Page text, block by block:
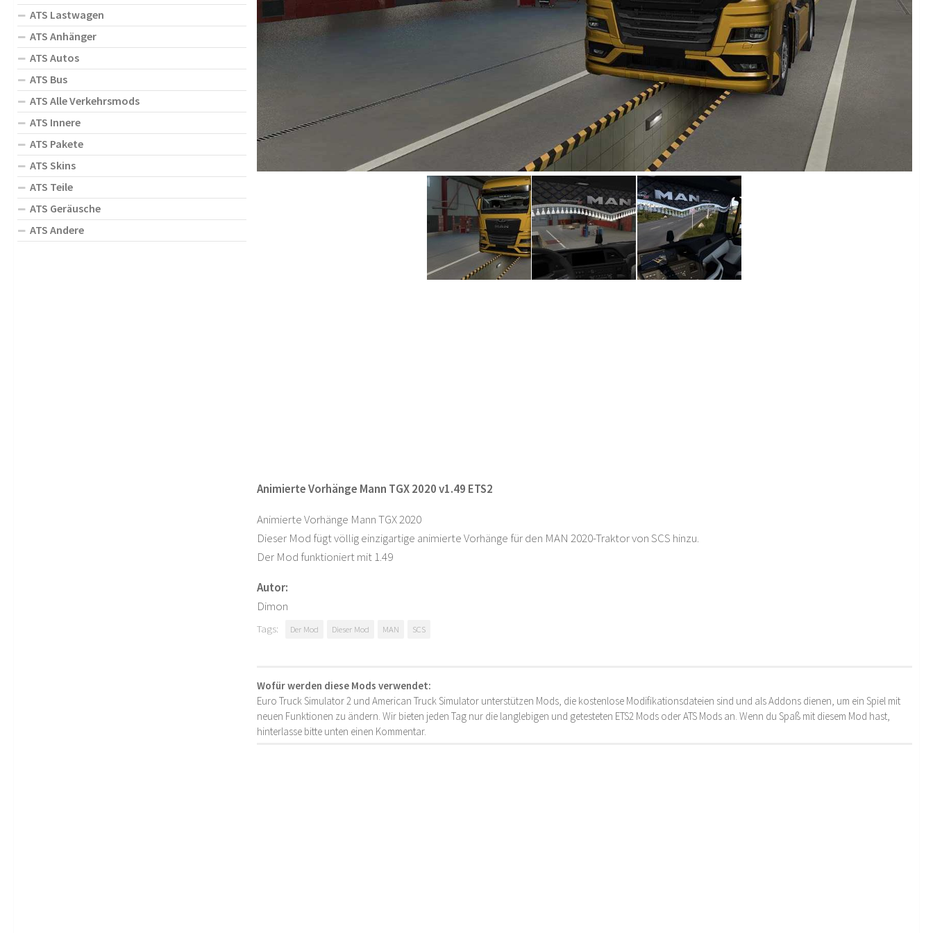
Animierte Vorhänge Mann TGX 2020 v1.49 ETS2
Animierte Vorhänge Mann TGX 2020
Dieser Mod fügt völlig einzigartige animierte Vorhänge für den MAN 2020-Traktor von SCS hinzu.
Der Mod funktioniert mit 1.49
Autor:
Dimon
Tags: Der Mod Dieser Mod MAN SCS
Wofür werden diese Mods verwendet:
Euro Truck Simulator 2 und American Truck Simulator unterstützen Mods, die kostenlose Modifikationsdateien sind und als Addons dienen, um ein Spiel mit
neuen Funktionen zu ändern. Wir bieten jeden Tag nur die langlebigen und getesteten ETS2 Mods oder ATS Mods an. Wenn du Spaß mit diesem Mod hast,
hinterlasse bitte unten einen Kommentar.
ATS Lastwagen
ATS Anhänger
ATS Autos
ATS Bus
ATS Alle Verkehrsmods
ATS Innere
ATS Pakete
ATS Skins
ATS Teile
ATS Geräusche
ATS Andere